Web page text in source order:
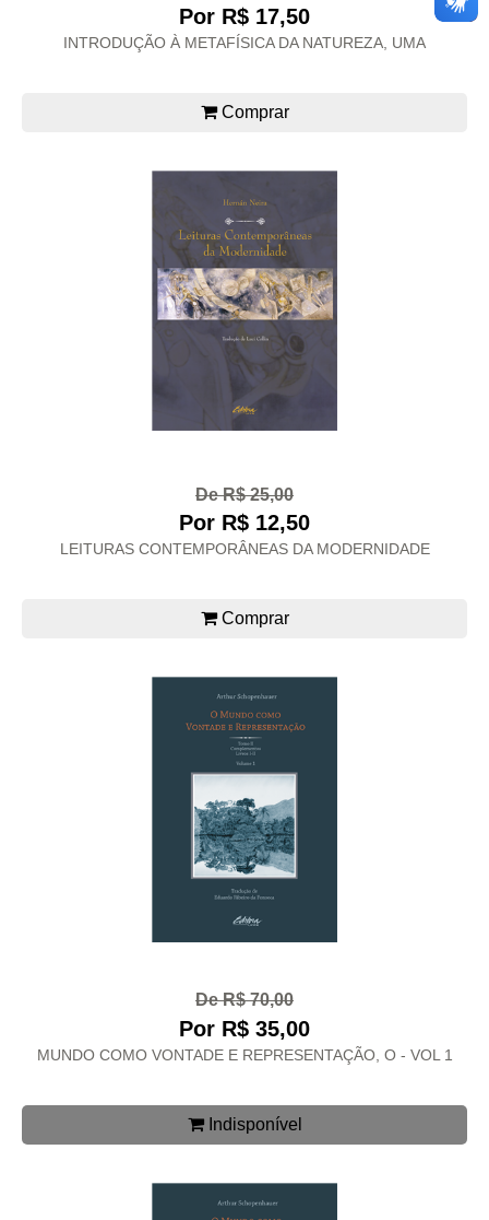
Por R$ 17,50
INTRODUÇÃO À METAFÍSICA DA NATUREZA, UMA
Comprar
De R$ 25,00
Por R$ 12,50
LEITURAS CONTEMPORÂNEAS DA MODERNIDADE
Comprar
De R$ 70,00
Por R$ 35,00
MUNDO COMO VONTADE E REPRESENTAÇÃO, O - VOL 1
Indisponível